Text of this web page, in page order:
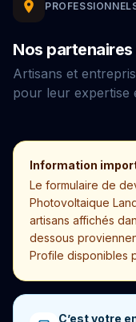
Nos
Artisans et
pour leur expertise
Information
Le formulaire de
Photovoltaique
artisans affichés
dessous
Profile disponibles
C’est votre